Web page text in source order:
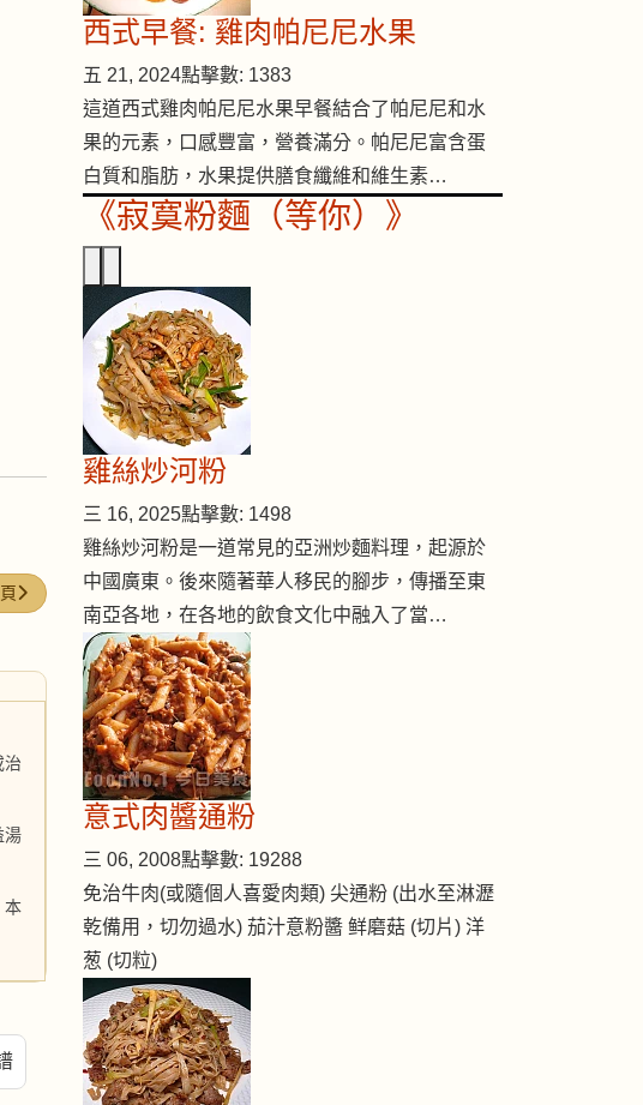
文章: 茜草豬腳湯
治
湯
本
西式早餐: 雞肉帕尼尼水果
五 21, 2024點擊數: 1383
這道西式雞肉帕尼尼水果早餐結合了帕尼尼和水
果的元素，口感豐富，營養滿分。帕尼尼富含蛋
白質和脂肪，水果提供膳食纖維和維生素…
《寂寞粉麵（等你）》
雞絲炒河粉
三 16, 2025點擊數: 1498
雞絲炒河粉是一道常見的亞洲炒麵料理，起源於
中國廣東。後來隨著華人移民的腳步，傳播至東
南亞各地，在各地的飲食文化中融入了當…
意式肉醬通粉
三 06, 2008點擊數: 19288
免治牛肉(或隨個人喜愛肉類) 尖通粉 (出水至淋瀝
乾備用，切勿過水) 茄汁意粉醬 鲜磨菇 (切片) 洋
葱 (切粒)